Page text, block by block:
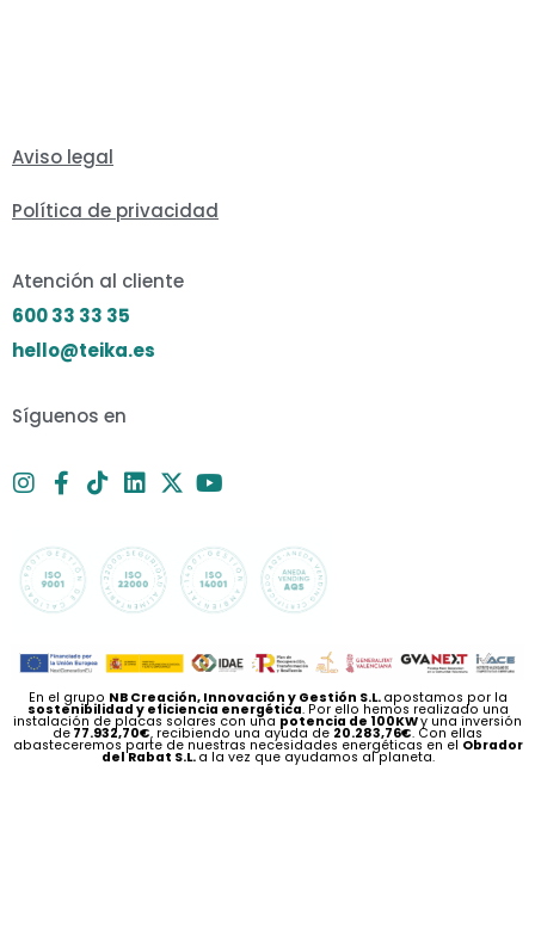
Aviso legal
Política de privacidad
Atención al cliente
600 33 33 35
hello@teika.es
Síguenos en
En el grupo NB Creación, Innovación y Gestión S.L. apostamos por la
sostenibilidad y eficiencia energética. Por ello hemos realizado una
instalación de placas solares con una potencia de 100KWy una inversión
de 77.932,70€, recibiendo una ayuda de 20.283,76€. Con ellas
abasteceremos parte de nuestras necesidades energéticas en el Obrador
del Rabat S.L. a la vez que ayudamos al planeta.